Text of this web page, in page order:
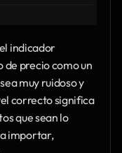
indicador
precio como un
muy ruidoso y
correcto significa
que sean lo
importar,